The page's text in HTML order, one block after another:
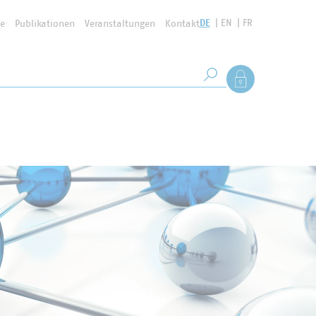
Publikationen Veranstaltungen KontaktDE EN FR
Suche starten
Als Mitglied